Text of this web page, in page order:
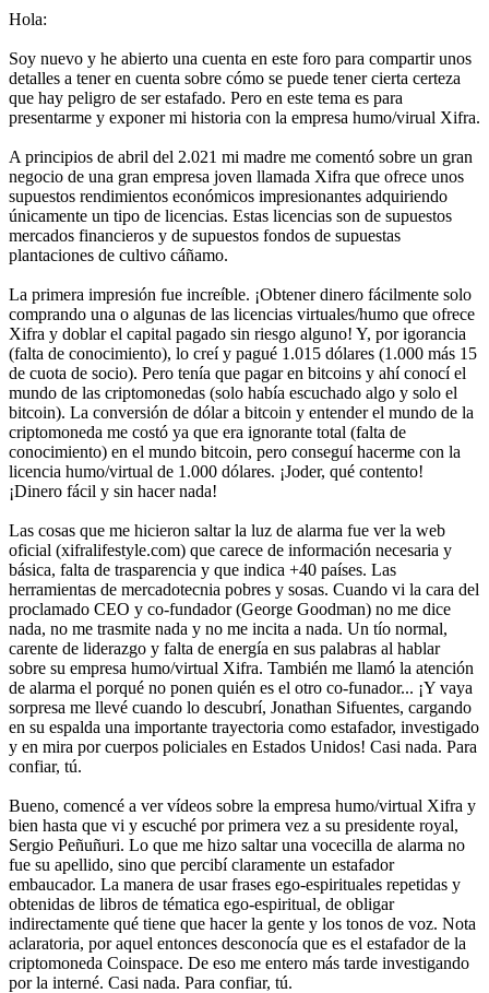
Hola:
Soy nuevo y he abierto una cuenta en este foro para compartir unos
detalles a tener en cuenta sobre cómo se puede tener cierta certeza
que hay peligro de ser estafado. Pero en este tema es para
presentarme y exponer mi historia con la empresa humo/virual Xifra.
A principios de abril del 2.021 mi madre me comentó sobre un gran
negocio de una gran empresa joven llamada Xifra que ofrece unos
supuestos rendimientos económicos impresionantes adquiriendo
únicamente un tipo de licencias. Estas licencias son de supuestos
mercados financieros y de supuestos fondos de supuestas
plantaciones de cultivo cáñamo.
La primera impresión fue increíble. ¡Obtener dinero fácilmente solo
comprando una o algunas de las licencias virtuales/humo que ofrece
Xifra y doblar el capital pagado sin riesgo alguno! Y, por igorancia
(falta de conocimiento), lo creí y pagué 1.015 dólares (1.000 más 15
de cuota de socio). Pero tenía que pagar en bitcoins y ahí conocí el
mundo de las criptomonedas (solo había escuchado algo y solo el
bitcoin). La conversión de dólar a bitcoin y entender el mundo de la
criptomoneda me costó ya que era ignorante total (falta de
conocimiento) en el mundo bitcoin, pero conseguí hacerme con la
licencia humo/virtual de 1.000 dólares. ¡Joder, qué contento!
¡Dinero fácil y sin hacer nada!
Las cosas que me hicieron saltar la luz de alarma fue ver la web
oficial (xifralifestyle.com) que carece de información necesaria y
básica, falta de trasparencia y que indica +40 países. Las
herramientas de mercadotecnia pobres y sosas. Cuando vi la cara del
proclamado CEO y co-fundador (George Goodman) no me dice
nada, no me trasmite nada y no me incita a nada. Un tío normal,
carente de liderazgo y falta de energía en sus palabras al hablar
sobre su empresa humo/virtual Xifra. También me llamó la atención
de alarma el porqué no ponen quién es el otro co-funador... ¡Y vaya
sorpresa me llevé cuando lo descubrí, Jonathan Sifuentes, cargando
en su espalda una importante trayectoria como estafador, investigado
y en mira por cuerpos policiales en Estados Unidos! Casi nada. Para
confiar, tú.
Bueno, comencé a ver vídeos sobre la empresa humo/virtual Xifra y
bien hasta que vi y escuché por primera vez a su presidente royal,
Sergio Peñuñuri. Lo que me hizo saltar una vocecilla de alarma no
fue su apellido, sino que percibí claramente un estafador
embaucador. La manera de usar frases ego-espirituales repetidas y
obtenidas de libros de tématica ego-espiritual, de obligar
indirectamente qué tiene que hacer la gente y los tonos de voz. Nota
aclaratoria, por aquel entonces desconocía que es el estafador de la
criptomoneda Coinspace. De eso me entero más tarde investigando
por la interné. Casi nada. Para confiar, tú.